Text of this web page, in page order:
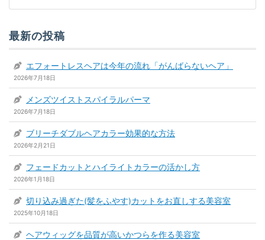
最新の投稿
エフォートレスヘアは今年の流れ「がんばらないヘア」
2026年7月18日
メンズツイストスパイラルパーマ
2026年7月18日
ブリーチダブルヘアカラー効果的な方法
2026年2月21日
フェードカットとハイライトカラーの活かし方
2026年1月18日
切り込み過ぎた(髪をふやす)カットをお直しする美容室
2025年10月18日
ヘアウィッグを品質が高いかつらを作る美容室